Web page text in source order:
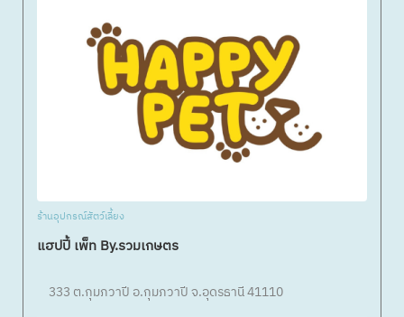
ร้านอุปกรณ์สัตว์เลี้ยง
แฮปปี้ เพ็ท By.รวมเกษตร
333 ต.กุมภวาปี อ.กุมภวาปี จ.อุดรธานี 41110